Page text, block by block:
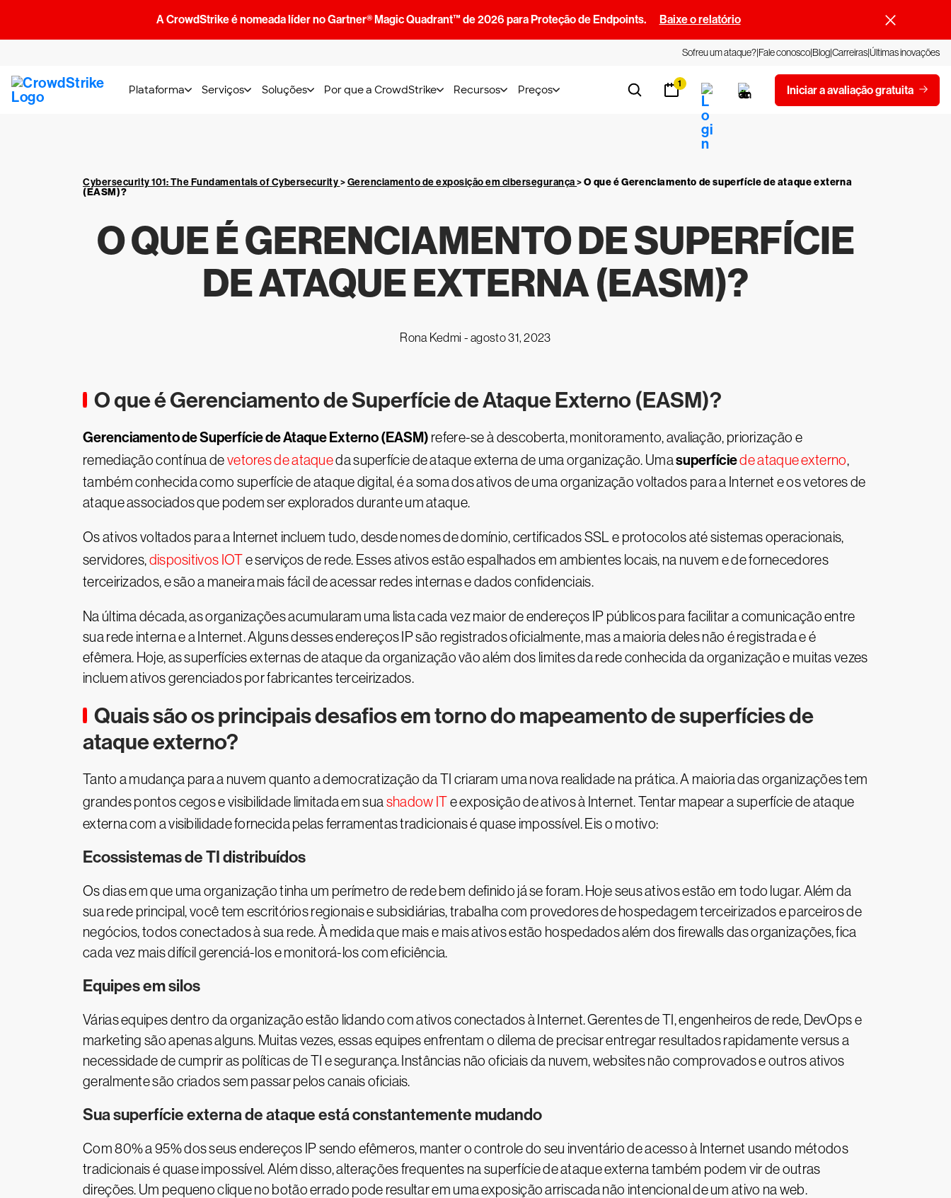
A CrowdStrike é nomeada líder no Gartner® Magic Quadrant™ de 2026 para Proteção de Endpoints. Baixe o relatório
Sofreu um ataque?Fale conoscoBlogCarreirasÚltimas inovações
Plataforma Serviços Soluções Por que a CrowdStrike Recursos Preços 1 Iniciar a avaliação gratuita
Cybersecurity 101: The Fundamentals of Cybersecurity>Gerenciamento de exposição em cibersegurança>O que é Gerenciamento de superfície de ataque externa
(EASM)?
O QUE É GERENCIAMENTO DE SUPERFÍCIE
DE ATAQUE EXTERNA (EASM)?
Rona Kedmi -agosto 31, 2023
O que é Gerenciamento de Superfície de Ataque Externo (EASM)?
Gerenciamento de Superfície de Ataque Externo (EASM) refere-se à descoberta, monitoramento, avaliação, priorização e
remediação contínua devetores de ataqueda superfície de ataque externa de uma organização. Umasuperfíciede ataque externo,
também conhecida como superfície de ataque digital, é a soma dos ativos de uma organização voltados para a Internet e os vetores de
ataque associados que podem ser explorados durante um ataque.
Os ativos voltados para a Internet incluem tudo, desde nomes de domínio, certificados SSL e protocolos até sistemas operacionais,
servidores,dispositivos IOTe serviços de rede. Esses ativos estão espalhados em ambientes locais, na nuvem e de fornecedores
terceirizados, e são a maneira mais fácil de acessar redes internas e dados confidenciais.
Na última década, as organizações acumularam uma lista cada vez maior de endereços IP públicos para facilitar a comunicação entre
sua rede interna e a Internet. Alguns desses endereços IP são registrados oficialmente, mas a maioria deles não é registrada e é
efêmera. Hoje, as superfícies externas de ataque da organização vão além dos limites da rede conhecida da organização e muitas vezes
incluem ativos gerenciados por fabricantes terceirizados.
Quais são os principais desafios em torno do mapeamento de superfícies de
ataque externo?
Tanto a mudança para a nuvem quanto a democratização da TI criaram uma nova realidade na prática. A maioria das organizações tem
grandes pontos cegos e visibilidade limitada em sua shadow ITe exposição de ativos à Internet. Tentar mapear a superfície de ataque
externa com a visibilidade fornecida pelas ferramentas tradicionais é quase impossível. Eis o motivo:
Ecossistemas de TI distribuídos
Os dias em que uma organização tinha um perímetro de rede bem definido já se foram. Hoje seus ativos estão em todo lugar. Além da
sua rede principal, você tem escritórios regionais e subsidiárias, trabalha com provedores de hospedagem terceirizados e parceiros de
negócios, todos conectados à sua rede. À medida que mais e mais ativos estão hospedados além dos firewalls das organizações, fica
cada vez mais difícil gerenciá-los e monitorá-los com eficiência.
Equipes em silos
Várias equipes dentro da organização estão lidando com ativos conectados à Internet. Gerentes de TI, engenheiros de rede, DevOps e
marketing são apenas alguns. Muitas vezes, essas equipes enfrentam o dilema de precisar entregar resultados rapidamente versus a
necessidade de cumprir as políticas de TI e segurança. Instâncias não oficiais da nuvem, websites não comprovados e outros ativos
geralmente são criados sem passar pelos canais oficiais.
Sua superfície externa de ataque está constantemente mudando
Com 80% a 95% dos seus endereços IP sendo efêmeros, manter o controle do seu inventário de acesso à Internet usando métodos
tradicionais é quase impossível. Além disso, alterações frequentes na superfície de ataque externa também podem vir de outras
direções. Um pequeno clique no botão errado pode resultar em uma exposição arriscada não intencional de um ativo na web.